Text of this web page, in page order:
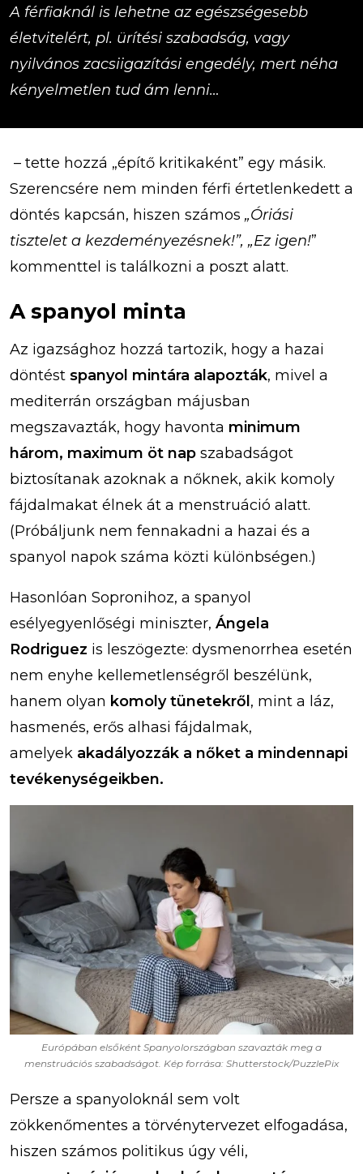
A férfiaknál is lehetne az egészségesebb
életvitelért, pl. ürítési szabadság, vagy
nyilvános zacsiigazítási engedély, mert néha
kényelmetlen tud ám lenni…
– tette hozzá „építő kritikaként” egy másik.
Szerencsére nem minden férfi értetlenkedett a
döntés kapcsán, hiszen számos „Óriási
tisztelet a kezdeményezésnek!”, „Ez igen!”
kommenttel is találkozni a poszt alatt.
A spanyol minta
Az igazsághoz hozzá tartozik, hogy a hazai
döntést spanyol mintára alapozták, mivel a
mediterrán országban májusban
megszavazták, hogy havonta minimum
három, maximum öt nap szabadságot
biztosítanak azoknak a nőknek, akik komoly
fájdalmakat élnek át a menstruáció alatt.
(Próbáljunk nem fennakadni a hazai és a
spanyol napok száma közti különbségen.)
Hasonlóan Sopronihoz, a spanyol
esélyegyenlőségi miniszter, Ángela
Rodriguez is leszögezte: dysmenorrhea esetén
nem enyhe kellemetlenségről beszélünk,
hanem olyan komoly tünetekről , mint a láz,
hasmenés, erős alhasi fájdalmak,
amelyek akadályozzák a nőket a mindennapi
tevékenységeikben.
Európában elsőként Spanyolországban szavazták meg a
menstruációs szabadságot. Kép forrása: Shutterstock/PuzzlePix
Persze a spanyoloknál sem volt
zökkenőmentes a törvénytervezet elfogadása,
hiszen számos politikus úgy véli,